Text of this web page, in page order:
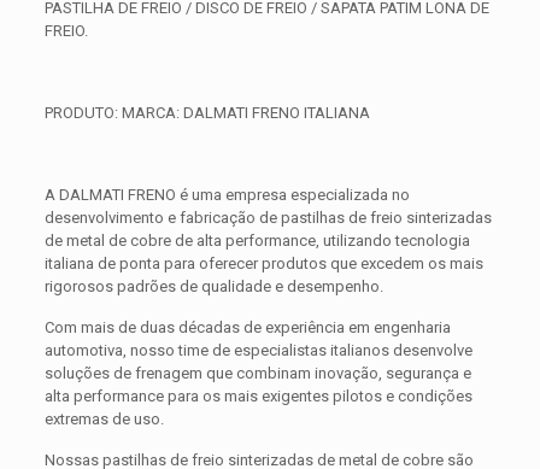
PASTILHA DE FREIO / DISCO DE FREIO / SAPATA PATIM LONA DE
FREIO.
PRODUTO: MARCA: DALMATI FRENO ITALIANA
A DALMATI FRENO é uma empresa especializada no
desenvolvimento e fabricação de pastilhas de freio sinterizadas
de metal de cobre de alta performance, utilizando tecnologia
italiana de ponta para oferecer produtos que excedem os mais
rigorosos padrões de qualidade e desempenho.
Com mais de duas décadas de experiência em engenharia
automotiva, nosso time de especialistas italianos desenvolve
soluções de frenagem que combinam inovação, segurança e
alta performance para os mais exigentes pilotos e condições
extremas de uso.
Nossas pastilhas de freio sinterizadas de metal de cobre são